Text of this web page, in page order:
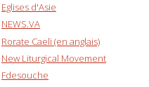
Eglises d'Asie
NEWS.VA
Rorate Caeli (en anglais)
New Liturgical Movement
Fdesouche